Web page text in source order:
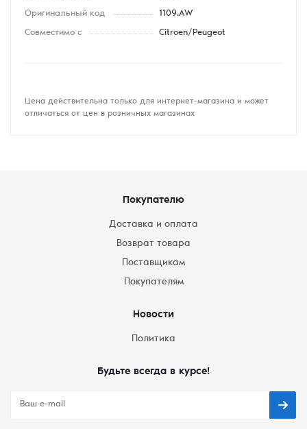
Оригинальный код 1109.AW
Совместимо с Citroen/Peugeot
Цена действительна только для интернет-магазина и может
отличаться от цен в розничных магазинах
Покупателю
Доставка и оплата
Возврат товара
Поставщикам
Покупателям
Новости
Политика
Будьте всегда в курсе!